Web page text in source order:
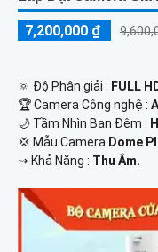
7,200,000 ₫
🔅 Độ Phân giải : FULL
🏆 Camera Công nghệ :
🌙 Tầm Nhìn Ban Đêm :
💢 Mẫu Camera Dome
️⇝ Khả Năng : Thu Âm.